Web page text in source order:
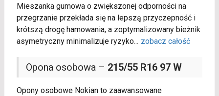
Mieszanka gumowa o zwiększonej odporności na
przegrzanie przekłada się na lepszą przyczepność i
krótszą drogę hamowania, a zoptymalizowany bieżnik
asymetryczny minimalizuje ryzyko... zobacz całość
Opona osobowa – 215/55 R16 97 W
Opony osobowe Nokian to zaawansowane